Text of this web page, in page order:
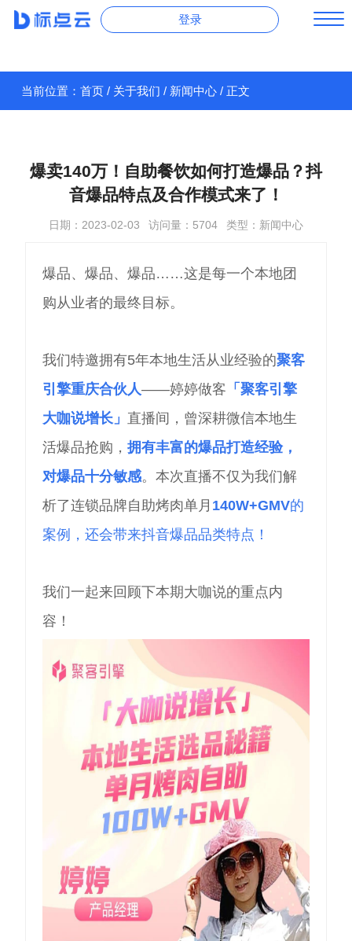
登录
当前位置： 首页/ 关于我们 / 新闻中心/ 正文
爆卖140万！自助餐饮如何打造爆品？抖
音爆品特点及合作模式来了！
日期：2023-02-03 访问量：5704 类型：新闻中心
爆品、爆品、爆品……这是每一个本地团
购从业者的最终目标。
我们特邀拥有5年本地生活从业经验的聚客
引擎重庆合伙人——婷婷做客 「聚客引擎
大咖说增长」 直播间，曾深耕微信本地生
活爆品抢购， 拥有丰富的爆品打造经验，
对爆品十分敏感。本次直播不仅为我们解
析了连锁品牌自助烤肉单月 140W+GMV的
案例，还会带来抖音爆品品类特点！
我们一起来回顾下本期大咖说的重点内
容！